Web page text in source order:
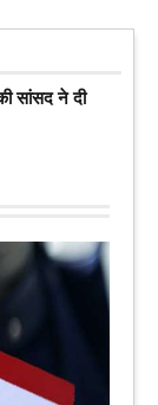
सांसद ने दी